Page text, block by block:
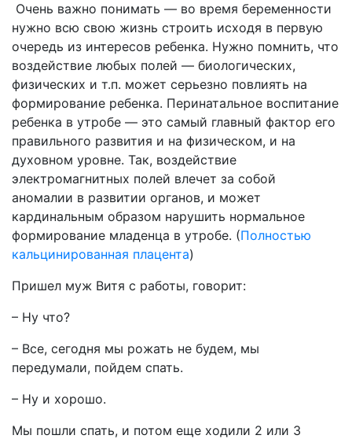
Очень важно понимать — во время беременности
нужно всю свою жизнь строить исходя в первую
очередь из интересов ребенка. Нужно помнить, что
воздействие любых полей — биологических,
физических и т.п. может серьезно повлиять на
формирование ребенка. Перинатальное воспитание
ребенка в утробе — это самый главный фактор его
правильного развития и на физическом, и на
духовном уровне. Так, воздействие
электромагнитных полей влечет за собой
аномалии в развитии органов, и может
кардинальным образом нарушить нормальное
формирование младенца в утробе. (Полностью
кальцинированная плацента)
Пришел муж Витя с работы, говорит:
– Ну что?
– Все, сегодня мы рожать не будем, мы
передумали, пойдем спать.
– Ну и хорошо.
Мы пошли спать, и потом еще ходили 2 или 3